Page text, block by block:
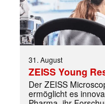
31. August
ZEISS Young
Der ZEISS
ermöglicht es